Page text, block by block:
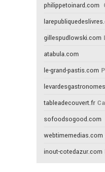
philippetoinard.com
gillespudlowski.com
atabula.com
le-grand-pastis.com
tableadecouvert.fr
sofoodsogood.com
webtimemedias.com
inout-cotedazur.com